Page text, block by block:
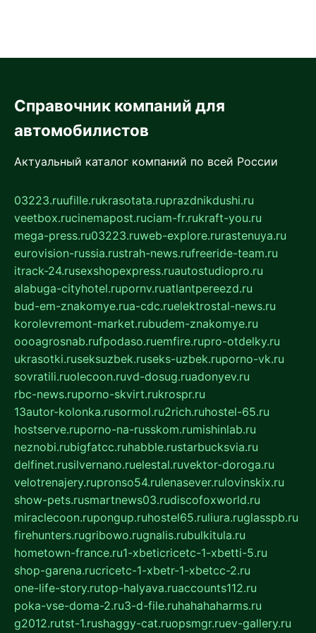
Справочник компаний для
автомобилистов
Актуальный каталог компаний по всей России
03223.ruufille.rukrasotata.ruprazdnikdushi.ru
veetbox.rucinemapost.ruciam-fr.rukraft-you.ru
mega-press.ru03223.ruweb-explore.rurastenuya.ru
eurovision-russia.rustrah-news.rufreeride-team.ru
itrack-24.rusexshopexpress.ruautostudiopro.ru
alabuga-cityhotel.rupornv.ruatlantpereezd.ru
bud-em-znakomye.rua-cdc.ruelektrostal-news.ru
korolevremont-market.rubudem-znakomye.ru
oooagrosnab.rufpodaso.ruemfire.rupro-otdelky.ru
ukrasotki.ruseksuzbek.ruseks-uzbek.ruporno-vk.ru
sovratili.ruolecoon.ruvd-dosug.ruadonyev.ru
rbc-news.ruporno-skvirt.rukrospr.ru
13autor-kolonka.rusormol.ru2rich.ruhostel-65.ru
hostserve.ruporno-na-russkom.rumishinlab.ru
neznobi.rubigfatcc.ruhabble.rustarbucksvia.ru
delfinet.rusilvernano.ruelestal.ruvektor-doroga.ru
velotrenajery.rupronso54.rulenasever.rulovinskix.ru
show-pets.rusmartnews03.rudiscofoxworld.ru
miraclecoon.rupongup.ruhostel65.ruliura.ruglasspb.ru
firehunters.rugribowo.rugnalis.rubulkitula.ru
hometown-france.ru1-xbeticricetc-1-xbetti-5.ru
shop-garena.rucricetc-1-xbetr-1-xbetcc-2.ru
one-life-story.rutop-halyava.ruaccounts112.ru
poka-vse-doma-2.ru3-d-file.ruhahahaharms.ru
g2012.rutst-1.rushaggy-cat.ruopsmgr.ruev-gallery.ru